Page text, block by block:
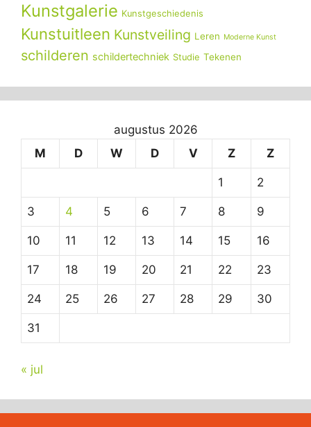
Kunstgalerie Kunstgeschiedenis
Kunstuitleen Kunstveiling Leren Moderne Kunst
schilderen schildertechniek Studie Tekenen
augustus 2026
M
D W D V Z Z
1 2
3 4 5 6 7 8 9
10 11 12 13 14 15 16
17 18 19 20 21 22 23
24 25 26 27 28 29 30
31
« jul